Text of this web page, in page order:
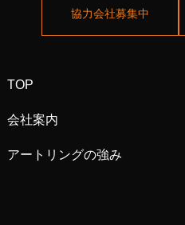
協力会社募集中
TOP
会社案内
アートリングの強み